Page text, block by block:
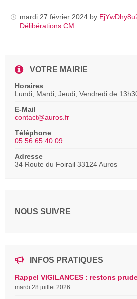
mardi 27 février 2024 by
Délibérations CM
VOTRE MAIRIE
Horaires
Lundi, Mardi, Jeudi, Vendredi de
E-Mail
contact@auros.fr
Téléphone
05 56 65 40 09
Adresse
34 Route du Foirail 33124 Auros
NOUS SUIVRE
INFOS PRATIQUES
Rappel VIGILANCES : restons
mardi 28 juillet 2026